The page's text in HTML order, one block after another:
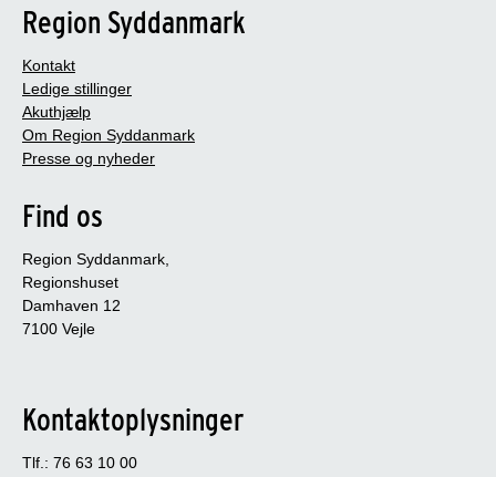
Region Syddanmark
Kontakt
Ledige stillinger
Akuthjælp
Om Region Syddanmark
Presse og nyheder
Find os
Region Syddanmark,
Regionshuset
Damhaven 12
7100 Vejle
Kontaktoplysninger
Tlf.: 76 63 10 00